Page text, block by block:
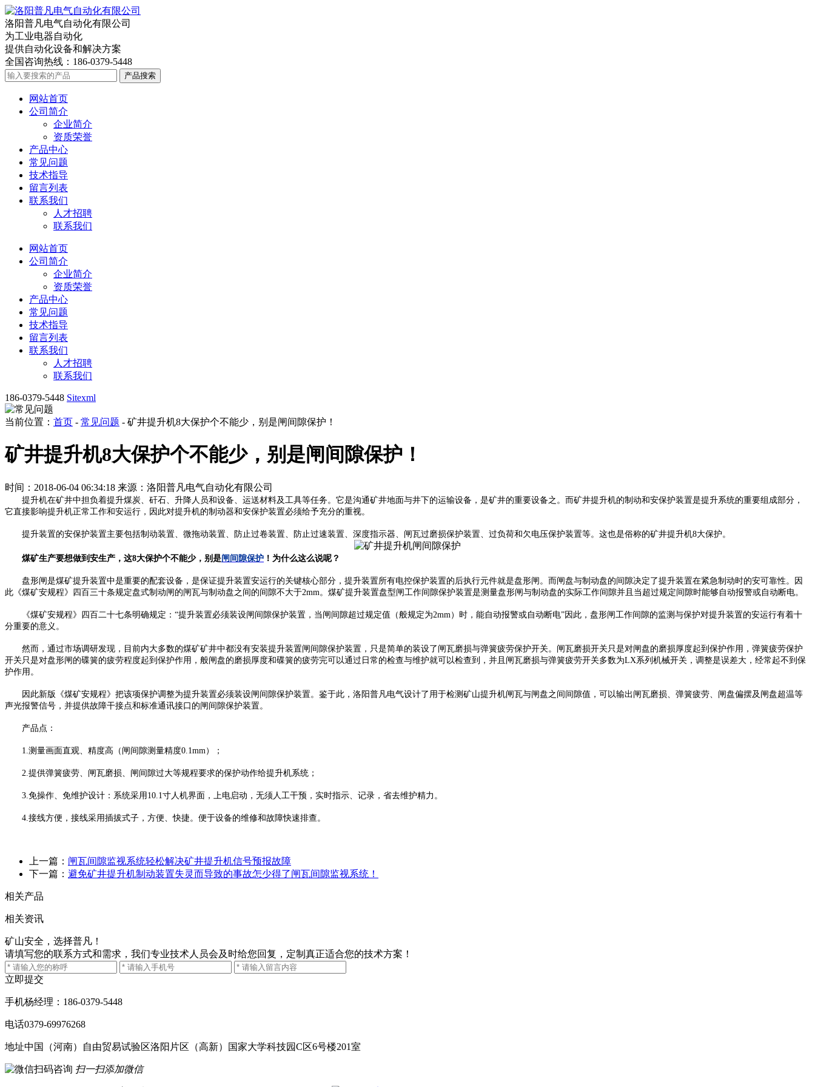
洛阳普凡电气自动化有限公司
为工业电器自动化
提供自动化设备和解决方案
全国咨询热线： 186-0379-5448
产品搜索
网站首页
公司简介
企业简介
资质荣誉
产品中心
常见问题
技术指导
留言列表
联系我们
人才招聘
联系我们
网站首页
公司简介
企业简介
资质荣誉
产品中心
常见问题
技术指导
留言列表
联系我们
人才招聘
联系我们
186-0379-5448 Sitexml
当前位置： 首页 - 常见问题 - 矿井提升机8大保护个不能少，别是闸间隙保护！
矿井提升机8大保护个不能少，别是闸间隙保护！
时间：2018-06-04 06:34:18 来源：洛阳普凡电气自动化有限公司
提升机在矿井中担负着提升煤炭、矸石、升降人员和设备、运送材料及工具等任务。它是沟通矿井地面与井下的运输设备，是矿井的重要设备之。而矿井提升机的制动和安保护装置是提升系统的重要组成部分，
它直接影响提升机正常工作和安运行，因此对提升机的制动器和安保护装置必须给予充分的重视。
提升装置的安保护装置主要包括制动装置、微拖动装置、防止过卷装置、防止过速装置、深度指示器、闸瓦过磨损保护装置、过负荷和欠电压保护装置等。这也是俗称的矿井提升机8大保护。
煤矿生产要想做到安生产，这8大保护个不能少，别是 闸间隙保护 ！为什么这么说呢？
盘形闸是煤矿提升装置中是重要的配套设备，是保证提升装置安运行的关键核心部分，提升装置所有电控保护装置的后执行元件就是盘形闸。而闸盘与制动盘的间隙决定了提升装置在紧急制动时的安可靠性。因
此《煤矿安规程》四百三十条规定盘式制动闸的闸瓦与制动盘之间的间隙不大于2mm。煤矿提升装置盘型闸工作间隙保护装置是测量盘形闸与制动盘的实际工作间隙并且当超过规定间隙时能够自动报警或自动断电。
《煤矿安规程》四百二十七条明确规定：“提升装置必须装设闸间隙保护装置，当闸间隙超过规定值（般规定为2mm）时，能自动报警或自动断电”因此，盘形闸工作间隙的监测与保护对提升装置的安运行有着十
分重要的意义。
然而，通过市场调研发现，目前内大多数的煤矿矿井中都没有安装提升装置闸间隙保护装置，只是简单的装设了闸瓦磨损与弹簧疲劳保护开关。闸瓦磨损开关只是对闸盘的磨损厚度起到保护作用，弹簧疲劳保护
开关只是对盘形闸的碟簧的疲劳程度起到保护作用，般闸盘的磨损厚度和碟簧的疲劳完可以通过日常的检查与维护就可以检查到，并且闸瓦磨损与弹簧疲劳开关多数为LX系列机械开关，调整是误差大，经常起不到保
护作用。
因此新版《煤矿安规程》把该项保护调整为提升装置必须装设闸间隙保护装置。鉴于此，洛阳普凡电气设计了用于检测矿山提升机闸瓦与闸盘之间间隙值，可以输出闸瓦磨损、弹簧疲劳、闸盘偏摆及闸盘超温等
声光报警信号，并提供故障干接点和标准通讯接口的闸间隙保护装置。
产品点：
1.测量画面直观、精度高（闸间隙测量精度0.1mm）；
2.提供弹簧疲劳、闸瓦磨损、闸间隙过大等规程要求的保护动作给提升机系统；
3.免操作、免维护设计：系统采用10.1寸人机界面，上电启动，无须人工干预，实时指示、记录，省去维护精力。
4.接线方便，接线采用插拔式子，方便、快捷。便于设备的维修和故障快速排查。
上一篇： 闸瓦间隙监视系统轻松解决矿井提升机信号预报故障
下一篇： 避免矿井提升机制动装置失灵而导致的事故怎少得了闸瓦间隙监视系统！
相关产品
相关资讯
矿山安全，选择普凡！
请填写您的联系方式和需求，我们专业技术人员会及时给您回复，定制真正适合您的技术方案！
立即提交
手机杨经理：186-0379-5448
电话0379-69976268
地址中国（河南）自由贸易试验区洛阳片区（高新）国家大学科技园C区6号楼201室
扫一扫添加微信